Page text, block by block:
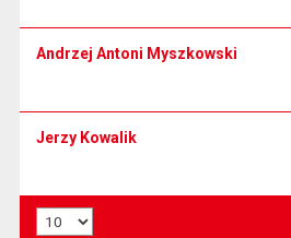
Andrzej Antoni Myszkowski
Jerzy Kowalik